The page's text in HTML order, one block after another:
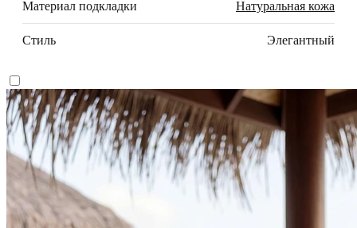
Материал подкладки Натуральная кожа
Стиль Элегантный